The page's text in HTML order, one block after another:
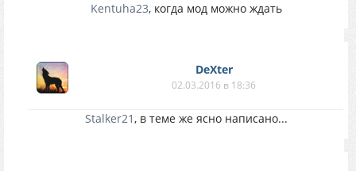
постов охотно принимаются,
Kentuha23, когда мод можно ждать
DеXter
02.03.2016 в 18:36
Stalker21, в теме же ясно написано...